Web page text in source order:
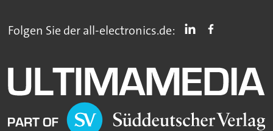
Folgen Sie der all-electronics.de: